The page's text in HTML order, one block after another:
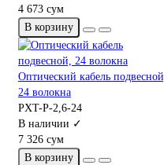
4 673 сум
В корзину
Оптический кабель подвесной,
24 волокна
PXT-P-2,6-24
В наличии ✓
7 326 сум
В корзину